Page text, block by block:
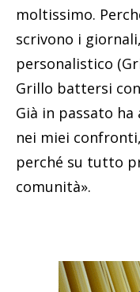
moltissimo.
scrivono i
personalistico
Grillo battersi
Già in passato
nei miei
perché su tutto
comunità».